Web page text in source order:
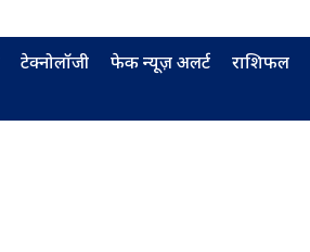
टेक्नोलॉजी फेक न्यूज़ अलर्ट राशिफल